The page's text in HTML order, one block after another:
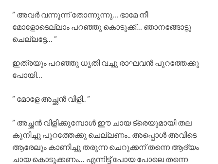
” അവർ വന്നൂന്ന് തോന്നുന്നു… ഭാമേ നീ
മോളോടെല്ലാം പറഞ്ഞു കൊടുക്ക്… ഞാനങ്ങോട്ടു
ചെല്ലട്ടേ… ”
ഇത്രയും പറഞ്ഞു ധൃതി വച്ചു രാഘവൻ പുറത്തേക്കു
പോയി…
” മോളേ അച്ഛൻ വിളി.. ”
” അച്ഛൻ വിളിക്കുമ്പോൾ ഈ ചായ ട്രെയുമായി തല
കുനിച്ചു പുറത്തേക്കു ചെല്ലണം.. അപ്പൊൾ അവിടെ
ആരേലും കാണിച്ചു തരുന്ന ചെറുക്കന് തന്നെ ആദ്യം
ചായ കൊടുക്കണം… എന്നിട്ട് പോയ പോലെ തന്നെ